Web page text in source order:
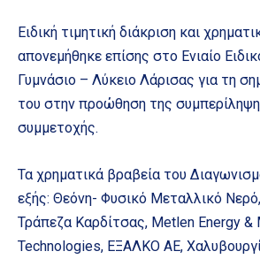
Ειδική τιμητική διάκριση και
απονεμήθηκε επίσης στο Ενιαίο
Γυμνάσιο – Λύκειο Λάρισας για τη
του στην προώθηση της
συμμετοχής.
Τα χρηματικά βραβεία του
εξής: Θεόνη- Φυσικό Μεταλλικό Νερό,
Τράπεζα Καρδίτσας, Metlen Energy &
Technologies, ΕΞΑΛΚΟ ΑΕ,